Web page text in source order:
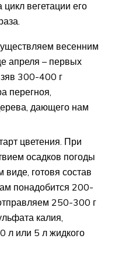
цикл вегетации его
весенним
апреля – первых
300-400 г
перегноя,
дающего нам
цветения. При
осадков погоды
готовя состав
понадобится 200-
250-300 г
калия,
л или 5 л жидкого